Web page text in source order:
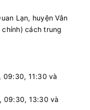
Lạn, huyện Vân
cách trung
09:30, 11:30 và
09:30, 13:30 và